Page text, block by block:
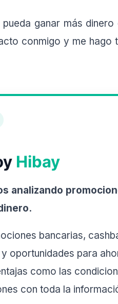
ganar más
conmigo y me hago
Hibay
analizando
bancarias,
oportunidades para
como las
con toda la